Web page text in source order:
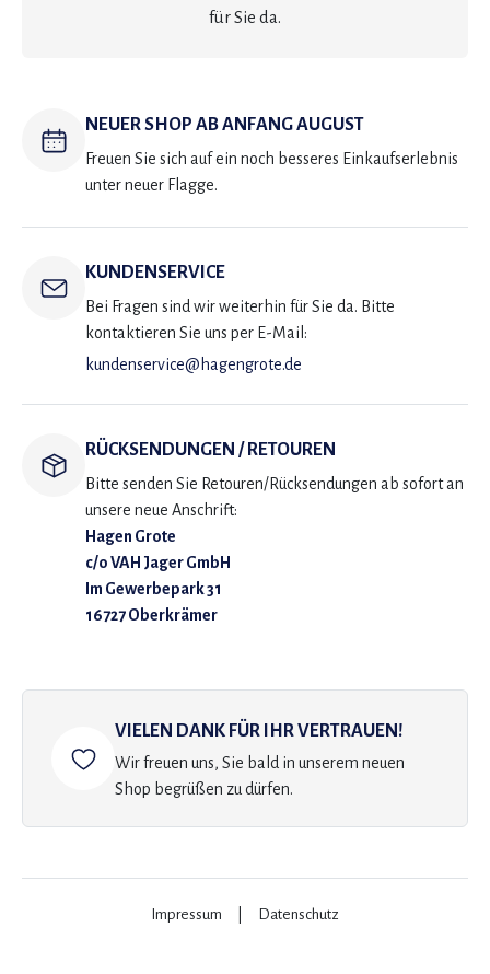
für Sie da.
NEUER SHOP AB ANFANG AUGUST
Freuen Sie sich auf ein noch besseres Einkaufserlebnis
unter neuer Flagge.
KUNDENSERVICE
Bei Fragen sind wir weiterhin für Sie da. Bitte
kontaktieren Sie uns per E-Mail:
kundenservice@hagengrote.de
RÜCKSENDUNGEN / RETOUREN
Bitte senden Sie Retouren/Rücksendungen ab sofort an
unsere neue Anschrift:
Hagen Grote
c/o VAH Jager GmbH
Im Gewerbepark 31
16727 Oberkrämer
VIELEN DANK FÜR IHR VERTRAUEN!
Wir freuen uns, Sie bald in unserem neuen
Shop begrüßen zu dürfen.
Impressum Datenschutz